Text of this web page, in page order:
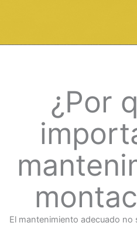
¿Por
El mantenimiento adecuado